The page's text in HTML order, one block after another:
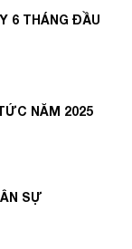
6 THÁNG ĐẦU
NĂM 2025
SỰ